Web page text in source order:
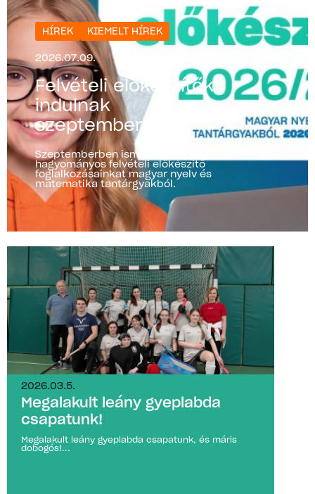
HÍREK KIEMELT HÍREK
2026.07.09.
Felvételi előkészítők
indulnak
szeptemberben!
Szeptemberben ismét elindítjuk
hagyományos felvételi előkészítő
foglalkozásainkat magyar nyelv és
matematika tantárgyakból.
2026.03.5.
Megalakult leány gyeplabda
csapatunk!
Megalakult leány gyeplabda csapatunk, és máris
dobogós!...